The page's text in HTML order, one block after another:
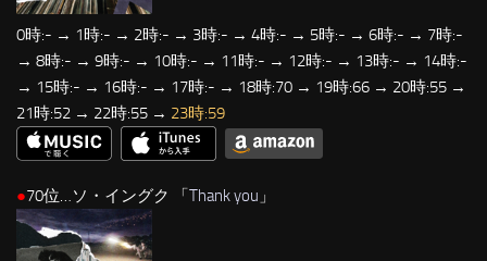
0時:- → 1時:- → 2時:- → 3時:- → 4時:- → 5時:- → 6時:- → 7時:-
→ 8時:- → 9時:- → 10時:- → 11時:- → 12時:- → 13時:- → 14時:-
→ 15時:- → 16時:- → 17時:- → 18時:70 → 19時:66 → 20時:55 →
21時:52 → 22時:55 → 23時:59
●70位…ソ・イングク 「Thank you 」